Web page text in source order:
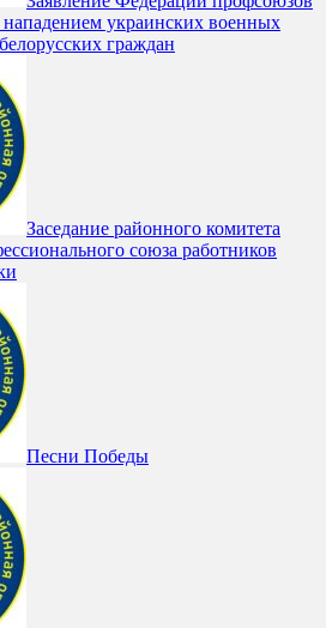
нападением украинских военных
граждан
Заседание районного комитета
союза работников
Песни Победы